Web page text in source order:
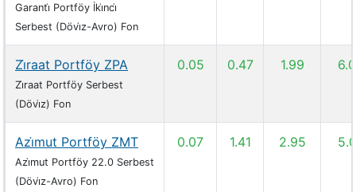
Garanti̇ Portföy İki̇nci̇
Serbest (Dövi̇z-Avro) Fon
Zi̇raat Portföy ZPA
Zi̇raat Portföy Serbest
(Dövi̇z) Fon
0.05 0.47 1.99
Azi̇mut Portföy ZMT
Azi̇mut Portföy 22.0 Serbest
(Dövi̇z-Avro) Fon
0.07 1.41 2.95